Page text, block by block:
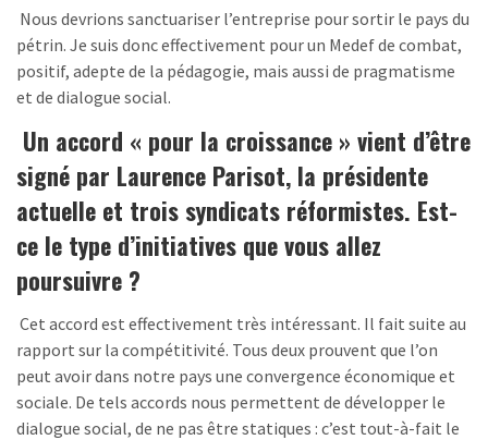
Nous devrions sanctuariser l’entreprise pour sortir le pays du
pétrin. Je suis donc effectivement pour un Medef de combat,
positif, adepte de la pédagogie, mais aussi de pragmatisme
et de dialogue social.
Un accord « pour la croissance » vient d’être
signé par Laurence Parisot, la présidente
actuelle et trois syndicats réformistes. Est-
ce le type d’initiatives que vous allez
poursuivre ?
Cet accord est effectivement très intéressant. Il fait suite au
rapport sur la compétitivité. Tous deux prouvent que l’on
peut avoir dans notre pays une convergence économique et
sociale. De tels accords nous permettent de développer le
dialogue social, de ne pas être statiques : c’est tout-à-fait le